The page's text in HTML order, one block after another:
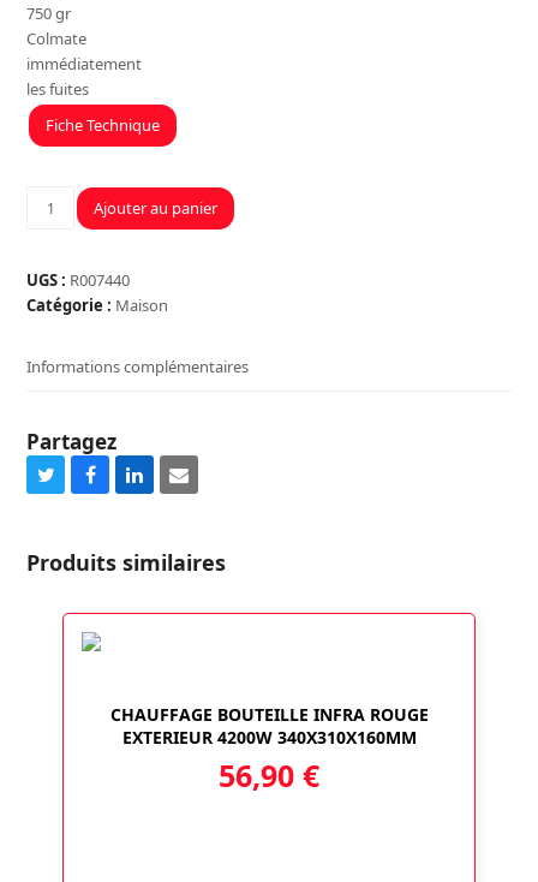
750 gr
Colmate
immédiatement
les fuites
Fiche Technique
quantité
TOITURES
STOP
750GR
Ajouter au panier
UGS : R007440
Catégorie : Maison
Informations complémentaires
Partagez
Share
Twitter
Share
Facebook
Share
LinkedIn
Share
Email
Produits similaires
CHAUFFAGE BOUTEILLE INFRA ROUGE
EXTERIEUR 4200W 340X310X160MM
56,90 €